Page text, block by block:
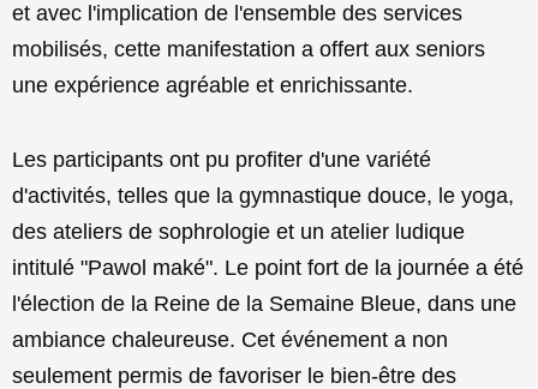
et avec l'implication de l'ensemble des services
mobilisés, cette manifestation a offert aux seniors
une expérience agréable et enrichissante.
Les participants ont pu profiter d'une variété
d'activités, telles que la gymnastique douce, le yoga,
des ateliers de sophrologie et un atelier ludique
intitulé "Pawol maké". Le point fort de la journée a été
l'élection de la Reine de la Semaine Bleue, dans une
ambiance chaleureuse. Cet événement a non
seulement permis de favoriser le bien-être des